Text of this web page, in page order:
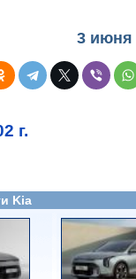
3 июня
г.
Kia